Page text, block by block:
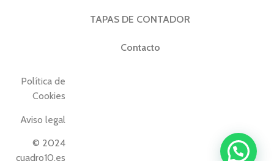
TAPAS DE CONTADOR
Contacto
Política de
Cookies
Aviso legal
© 2024
cuadro10.es